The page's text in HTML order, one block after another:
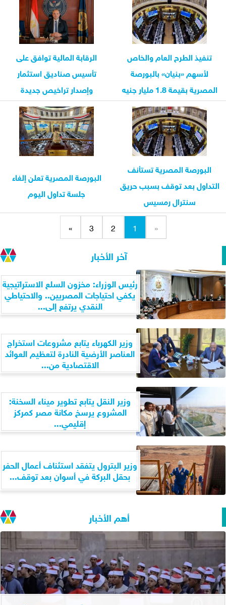
تنفيذ الطرح العام والخاص
لأسهم «بنيان» بالبورصة
المصرية بقيمة 1.8 مليار جنيه
الرقابة المالية توافق على
تأسيس صناديق استثمار
وإصدار تراخيص جديدة
البورصة المصرية تستأنف
التداول بعد توقف بسبب حريق
سنترال رمسيس
البورصة المصرية تعلن إلغاء
جلسة تداول اليوم
«
1
2
3
»
آخر الأخبار
رئيس الوزراء: مخزون السلع الاستراتيجية
يكفي احتياجات المصريين.. والاحتياطي
النقدي يرتفع إلى...
وزير الكهرباء يتابع مشروعات استخراج
العناصر الأرضية النادرة لتعظيم العوائد
الاقتصادية من...
وزير النقل يتابع تطوير ميناء السخنة:
المشروع يرسخ مكانة مصر كمركز
إقليمي...
وزير البترول يتفقد استئناف أعمال الحفر
بحقل البركة في أسوان بعد توقف...
أهم الأخبار